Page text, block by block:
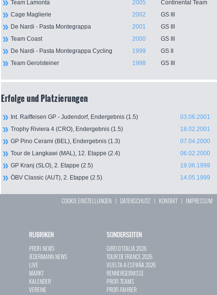
Team Lamonta 2005
Continental Team
Cage Maglierie
2002
GS III
De Nardi - Pasta Montegrappa
2001
GS III
Team Coast
2000
GS III
De Nardi - Pasta Montegrappa Cycling
1999
GS II
Team Gerolsteiner
1998 GS III
Erfolge und Platzierungen
Int. Raiffeisen GP - Judendorf, Endergebnis (1.5)
03.06.2001
Trophy Riviera 4 (CRO), Endergebnis (1.5)
18.02.2001
GP Pino Cerami (BEL), Endergebnis (1.3)
07.04.2000
Tour de Langkawi (MAL), 12. Etappe (2.4)
06.02.2000
GP Kranj (SLO), 2. Etappe (2.5)
19.06.1999
ÖBV Classic (AUT), 2. Etappe (2.5)
14.05.1999
COOKIE EINSTELLUNGEN | DATENSCHUTZ | KONTAKT| IMPRESSUM
RUBRIKEN
PROFI-NEWS
JEDERMANN-NEWS
LIVE
MARKT
KALENDER
VEREINE
SONDERSEITEN
GIRO D`ITALIA 2026
TOUR DE FRANCE 2026
VUELTA A ESPAÑA 2026
RENNERGEBNISSE
PROFI-TEAMS
PROFI-FAHRER